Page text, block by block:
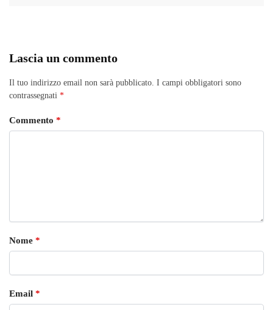
Lascia un commento
Il tuo indirizzo email non sarà pubblicato. I campi obbligatori sono
contrassegnati *
Commento *
Nome *
Email *